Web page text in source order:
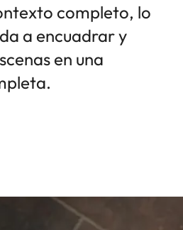
completo, lo
a encuadrar y
en una